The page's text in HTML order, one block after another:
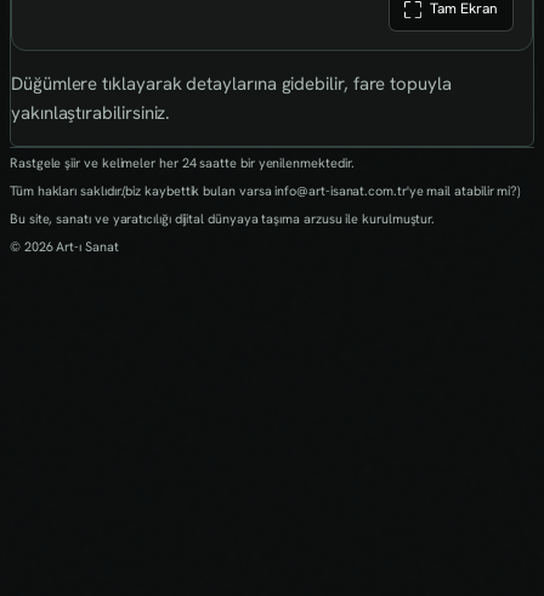
Tam Ekran
Düğümlere tıklayarak detaylarına gidebilir, fare topuyla
yakınlaştırabilirsiniz.
Rastgele şiir ve kelimeler her 24 saatte bir yenilenmektedir.
Tüm hakları saklıdır.(biz kaybettik bulan varsa info@art-isanat.com.tr'ye mail atabilir mi?)
Bu site, sanatı ve yaratıcılığı dijital dünyaya taşıma arzusu ile kurulmuştur.
© 2026 Art-ı Sanat